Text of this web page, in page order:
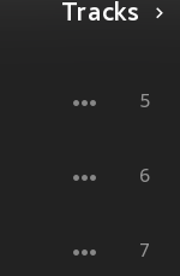
Tracks
5
6
7